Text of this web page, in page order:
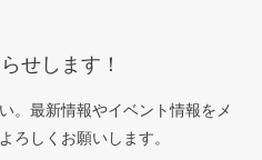
せします！
。最新情報やイベント情報をメ
ろしくお願いします。